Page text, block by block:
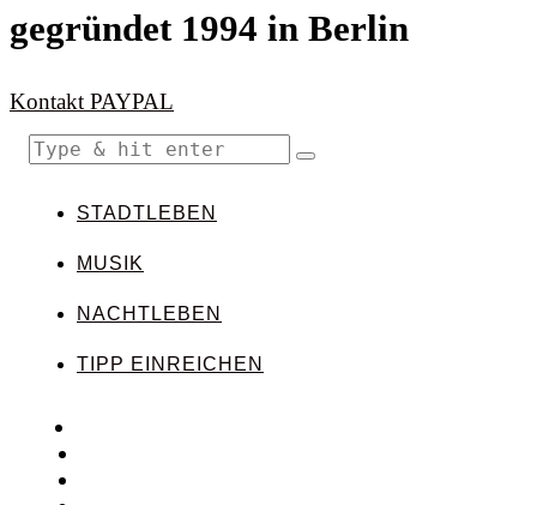
gegründet 1994 in Berlin
Kontakt PAYPAL
STADTLEBEN
MUSIK
NACHTLEBEN
TIPP EINREICHEN